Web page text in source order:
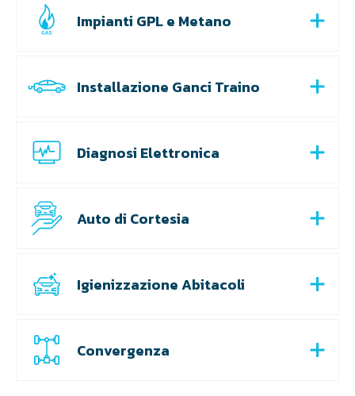
Impianti GPL e Metano
Installazione Ganci Traino
Diagnosi Elettronica
Auto di Cortesia
Igienizzazione Abitacoli
Convergenza